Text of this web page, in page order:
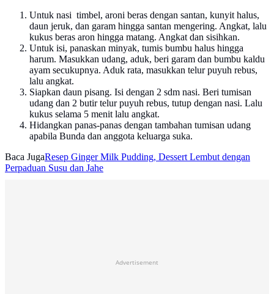
Untuk nasi timbel, aroni beras dengan santan, kunyit halus,
daun jeruk, dan garam hingga santan mengering. Angkat, lalu
kukus beras aron hingga matang. Angkat dan sisihkan.
Untuk isi, panaskan minyak, tumis bumbu halus hingga
harum. Masukkan udang, aduk, beri garam dan bumbu kaldu
ayam secukupnya. Aduk rata, masukkan telur puyuh rebus,
lalu angkat.
Siapkan daun pisang. Isi dengan 2 sdm nasi. Beri tumisan
udang dan 2 butir telur puyuh rebus, tutup dengan nasi. Lalu
kukus selama 5 menit lalu angkat.
Hidangkan panas-panas dengan tambahan tumisan udang
apabila Bunda dan anggota keluarga suka.
Baca JugaResep Ginger Milk Pudding, Dessert Lembut dengan
Perpaduan Susu dan Jahe
Advertisement